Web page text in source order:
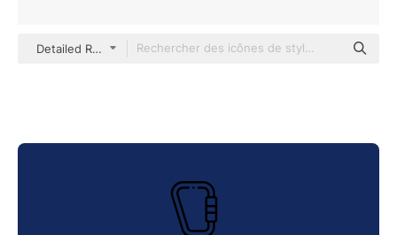
Detailed Rounded Lineal